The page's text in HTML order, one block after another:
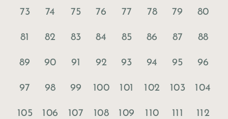
73 74 75 76 77 78 79 80
81 82 83 84 85 86 87 88
89 90 91 92 93 94 95 96
97 98 99 100 101 102 103 104
105 106 107 108 109 110 111 112